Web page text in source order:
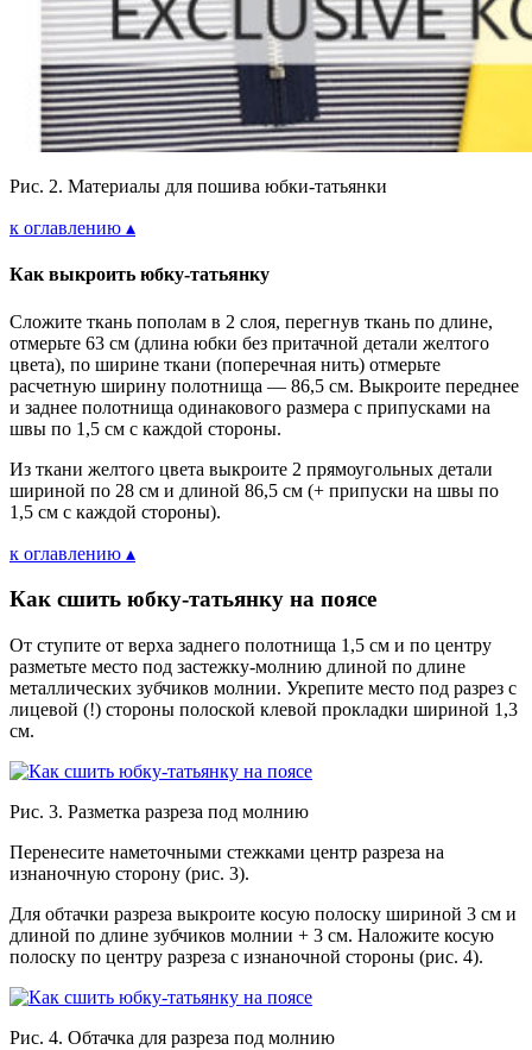
Рис. 2. Материалы для пошива юбки-татьянки
к оглавлению ▴
Как выкроить юбку-татьянку
Сложите ткань пополам в 2 слоя, перегнув ткань по длине,
отмерьте 63 см (длина юбки без притачной детали желтого
цвета), по ширине ткани (поперечная нить) отмерьте
расчетную ширину полотнища — 86,5 см. Выкроите переднее
и заднее полотнища одинакового размера с припусками на
швы по 1,5 см с каждой стороны.
Из ткани желтого цвета выкроите 2 прямоугольных детали
шириной по 28 см и длиной 86,5 см (+ припуски на швы по
1,5 см с каждой стороны).
к оглавлению ▴
Как сшить юбку-татьянку на поясе
От ступите от верха заднего полотнища 1,5 см и по центру
разметьте место под застежку-молнию длиной по длине
металлических зубчиков молнии. Укрепите место под разрез с
лицевой (!) стороны полоской клевой прокладки шириной 1,3
см.
Рис. 3. Разметка разреза под молнию
Перенесите наметочными стежками центр разреза на
изнаночную сторону (рис. 3).
Для обтачки разреза выкроите косую полоску шириной 3 см и
длиной по длине зубчиков молнии + 3 см. Наложите косую
полоску по центру разреза с изнаночной стороны (рис. 4).
Рис. 4. Обтачка для разреза под молнию